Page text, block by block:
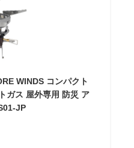
WINDS コンパクト
ガス 屋外専用 防災 ア
JP